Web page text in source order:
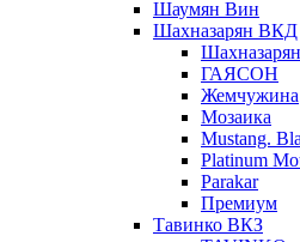
Шаумян Вин
Шахназарян ВКД
Шахназарян
ГАЯСОН
Жемчужина
Мозаика
Mustang.
Platinum
Parakar
Премиум
Тавинко ВКЗ